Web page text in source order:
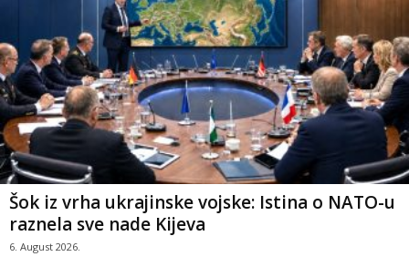
Šok iz vrha ukrajinske vojske: Istina o NATO-u
raznela sve nade Kijeva
6. August 2026.